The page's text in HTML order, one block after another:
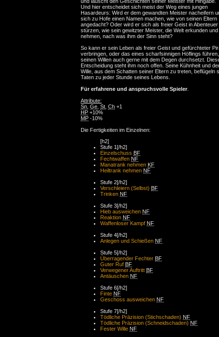
und lauscht den Geschichten seiner Meister mit Hingabe.
Und hier entscheidet sich meist der Weg eines jungen
Hasardeurs: Wird er dem gewandten Meister nacheifern
sich zu Hofe einen Namen machen, wie von seinen Eltern
angedacht? Oder wird er sich als freier Geist in Abenteuer
stürzen, wie sein gewitzter Meister, die Welt erkunden
nehmen, nach was ihm der Sinn steht?
So kann er sein Leben als freier Geist und gefürchteter
verbringen, oder das eines scharfsinnigen Höflings
seinen Willen auch gerne mit dem Degen durchsetzt.
Entscheidung steht ihm noch offen. Seine Kühnheit und
Wille, aus dem Schatten seiner Eltern zu treten, beflügeln
Taten zu jeder Stunde seines Lebens.
Für erfahrene und anspruchsvolle Spieler.
Attribute:
Sn, Ge, St, Ch +1
HP +10%
MP -10%
Die Fertigkeiten im Einzelnen:
[h2]
Stufe 1[/h2]
Einzelschuss BF
Fechtwaffen NF
Manatrank nehmen KF
Heiltrank nehmen NF
Stufe 2[/h2]
Verschleiern (Selbst) BF
Trinken NF
Stufe 3[/h2]
Hieb ausweichen NF
Reaktion NF
Waffenloser Kampf NF
Stufe 4[/h2]
Anlegen und Schießen NF
Stufe 5[/h2]
Überragender Fechter BF
Guter Ruf BF
Verwegener Auftritt BF
Antäuschen NF
Stufe 6[/h2]
Finte NF
Geschoss ausweichen NF
Stufe 7[/h2]
Tödliche Präzision (Stichschaden) NF
Tödliche Präzision (Schneidschaden) NF
Fester Wille NF